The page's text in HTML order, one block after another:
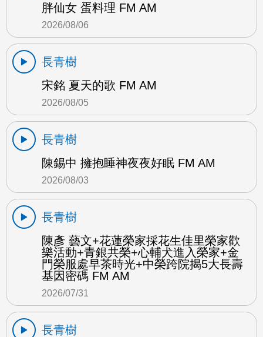
胖仙女 蛋料理 FM AM
2026/08/06
長青樹
宋銘 夏天的歌 FM AM
2026/08/05
長青樹
陳錫中 擁抱睡神夜夜好眠 FM AM
2026/08/03
長青樹
陳彥 藝文+花蓮榮家採花生佳里榮家歡
樂活動+青銀共榮+心輔犬進入榮家+金
門榮服處早茶時光+中榮跨院揭5大長壽
基因密碼 FM AM
2026/07/31
長青樹